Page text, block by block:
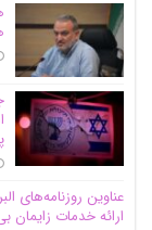
ارائه خدمات زایمان